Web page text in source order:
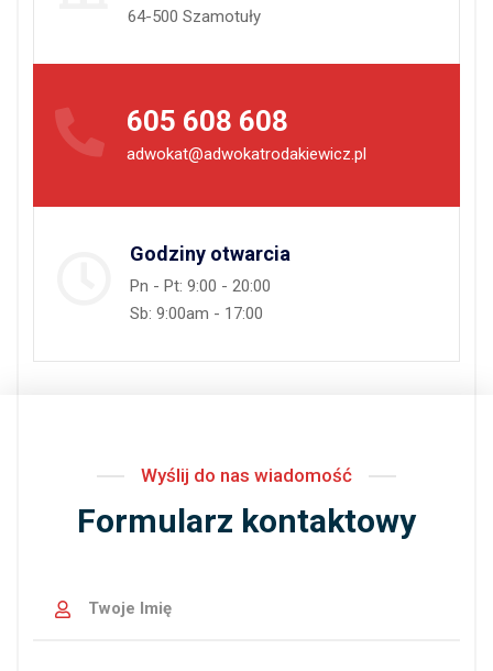
64-500 Szamotuły
605 608 608
adwokat@adwokatrodakiewicz.pl
Godziny otwarcia
Pn - Pt: 9:00 - 20:00
Sb: 9:00am - 17:00
Wyślij do nas wiadomość
Formularz kontaktowy